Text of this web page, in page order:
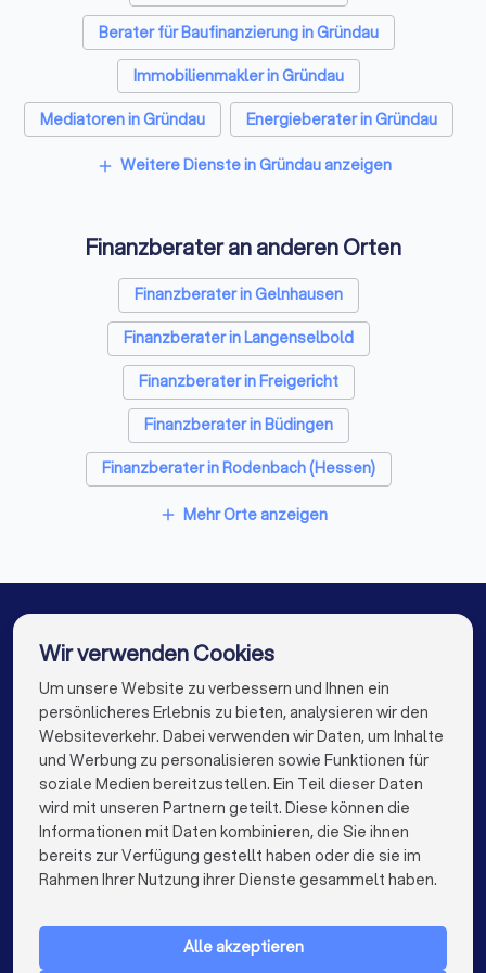
Berater für Baufinanzierung in Gründau
Immobilienmakler in Gründau
Mediatoren in Gründau
Energieberater in Gründau
add Weitere Dienste in Gründau anzeigen
Finanzberater an anderen Orten
Finanzberater in Gelnhausen
Finanzberater in Langenselbold
Finanzberater in Freigericht
Finanzberater in Büdingen
Finanzberater in Rodenbach (Hessen)
Finanzberater in Wächtersbach
Finanzberater in Bruchköbel
Finanzberater in Altenstadt (Hessen)
Finanzberater in Berlin
Finanzberater in Hamburg
Finanzberater in München
Finanzberater in Köln
Finanzberater in Frankfurt am Main
Finanzberater in Stuttgart
Finanzberater in Dortmund
Finanzberater in Essen
add Mehr Orte anzeigen
Die besten Finanzberater für Sie
info@trustlocal.de
FÜR PRIVATPERSONEN
Wir verwenden Cookies
Um unsere Website zu verbessern und Ihnen ein
persönlicheres Erlebnis zu bieten, analysieren wir den
Websiteverkehr. Dabei verwenden wir Daten, um Inhalte
und Werbung zu personalisieren sowie Funktionen für
soziale Medien bereitzustellen. Ein Teil dieser Daten
wird mit unseren Partnern geteilt. Diese können die
Informationen mit Daten kombinieren, die Sie ihnen
bereits zur Verfügung gestellt haben oder die sie im
Rahmen Ihrer Nutzung ihrer Dienste gesammelt haben.
Alle akzeptieren